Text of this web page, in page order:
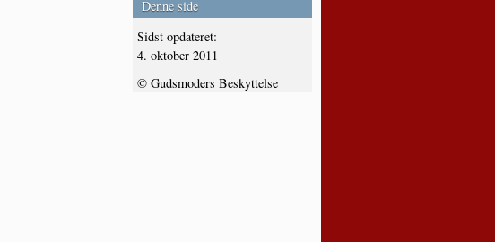
Denne side
Sidst opdateret:
4. oktober 2011
© Gudsmoders Beskyttelse